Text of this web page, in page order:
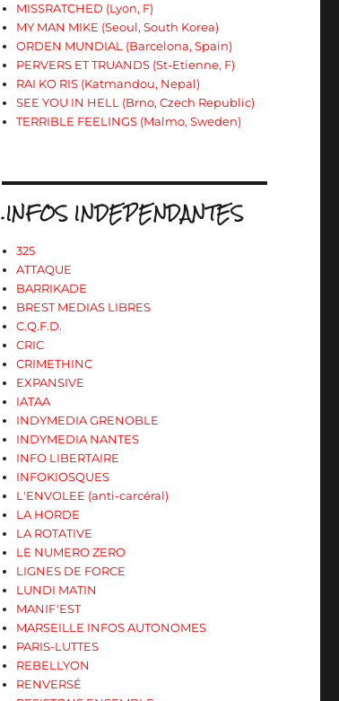
MISSRATCHED (Lyon, F)
MY MAN MIKE (Seoul, South Korea)
ORDEN MUNDIAL (Barcelona, Spain)
PERVERS ET TRUANDS (St-Etienne, F)
RAI KO RIS (Katmandou, Nepal)
SEE YOU IN HELL (Brno, Czech Republic)
TERRIBLE FEELINGS (Malmo, Sweden)
.INFOS INDEPENDANTES
325
ATTAQUE
BARRIKADE
BREST MEDIAS LIBRES
C.Q.F.D.
CRIC
CRIMETHINC
EXPANSIVE
IATAA
INDYMEDIA GRENOBLE
INDYMEDIA NANTES
INFO LIBERTAIRE
INFOKIOSQUES
L'ENVOLEE (anti-carcéral)
LA HORDE
LA ROTATIVE
LE NUMERO ZERO
LIGNES DE FORCE
LUNDI MATIN
MANIF'EST
MARSEILLE INFOS AUTONOMES
PARIS-LUTTES
REBELLYON
RENVERSÉ